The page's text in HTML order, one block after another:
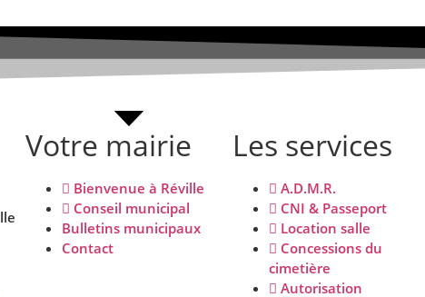
Votre mairie
Bienvenue à Réville
Conseil municipal
Bulletins municipaux
Contact
Les services
A.D.M.R.
CNI & Passeport
Location salle
Concessions du
cimetière
Autorisation